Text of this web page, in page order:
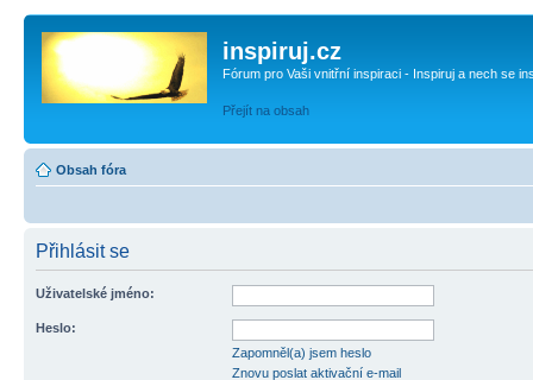
inspiruj.cz
Fórum pro Vaši vnitřní inspiraci - Inspiruj a nech se
Přejít na obsah
Obsah fóra
Přihlásit se
Uživatelské jméno:
Heslo:
Zapomněl(a) jsem heslo
Znovu poslat aktivační e-mail